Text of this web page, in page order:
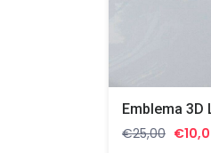
Emblema 3D
€25,00 Il€